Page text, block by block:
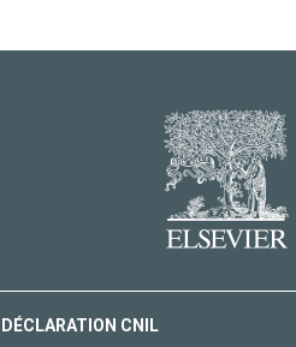
DÉCLARATION CNIL